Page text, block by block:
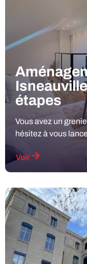
étapes
Vous avez un
hésitez à vous
Voir